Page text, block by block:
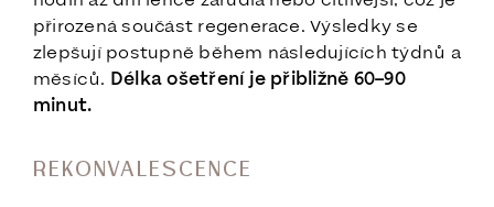
přirozená součást regenerace. Výsledky se
zlepšují postupně během následujících týdnů a
měsíců. Délka ošetření je přibližně 60–90
minut.
REKONVALESCENCE